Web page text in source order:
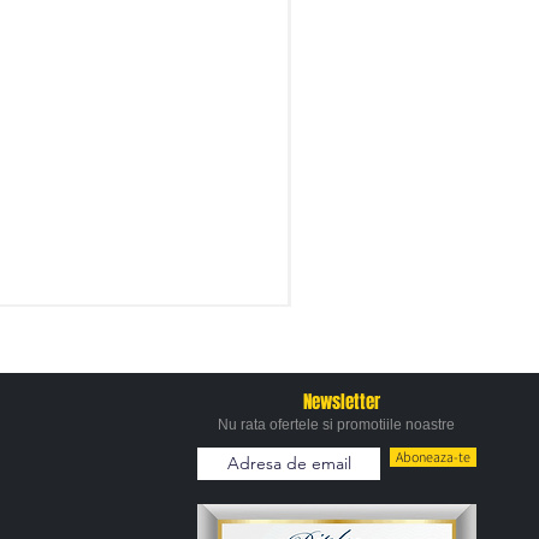
Newsletter
Nu rata ofertele si promotiile noastre
Aboneaza-te